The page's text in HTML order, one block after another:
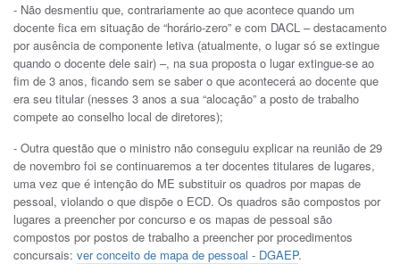
- Não desmentiu que, contrariamente ao que acontece quando um
docente fica em situação de “horário-zero” e com DACL – destacamento
por ausência de componente letiva (atualmente, o lugar só se extingue
quando o docente dele sair) –, na sua proposta o lugar extingue-se ao
fim de 3 anos, ficando sem se saber o que acontecerá ao docente que
era seu titular (nesses 3 anos a sua “alocação” a posto de trabalho
compete ao conselho local de diretores);
- Outra questão que o ministro não conseguiu explicar na reunião de 29
de novembro foi se continuaremos a ter docentes titulares de lugares,
uma vez que é intenção do ME substituir os quadros por mapas de
pessoal, violando o que dispõe o ECD. Os quadros são compostos por
lugares a preencher por concurso e os mapas de pessoal são
compostos por postos de trabalho a preencher por procedimentos
concursais: ver conceito de mapa de pessoal - DGAEP.